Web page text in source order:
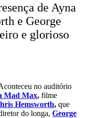
de Ayna
e George
e glorioso
no auditório
Mad Max, filme
Hemsworth, que
do longa, George